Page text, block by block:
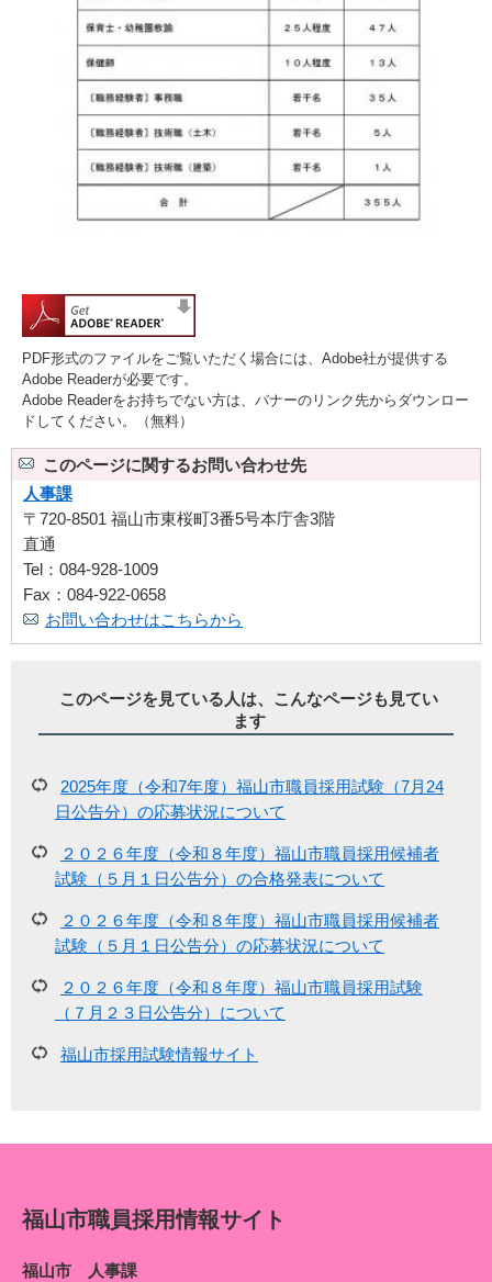
PDF形式のファイルをご覧いただく場合には、Adobe社が提供する
Adobe Readerが必要です。
Adobe Readerをお持ちでない方は、バナーのリンク先からダウンロー
ドしてください。（無料）
このページに関するお問い合わせ先
人事課
〒720-8501 福山市東桜町3番5号本庁舎3階
直通
Tel：084-928-1009
Fax：084-922-0658
お問い合わせはこちらから
このページを見ている人は、こんなページも見てい
ます
2025年度（令和7年度）福山市職員採用試験（7月24
日公告分）の応募状況について
２０２６年度（令和８年度）福山市職員採用候補者
試験（５月１日公告分）の合格発表について
２０２６年度（令和８年度）福山市職員採用候補者
試験（５月１日公告分）の応募状況について
２０２６年度（令和８年度）福山市職員採用試験
（７月２３日公告分）について
福山市採用試験情報サイト
福山市職員採用情報サイト
福山市 人事課